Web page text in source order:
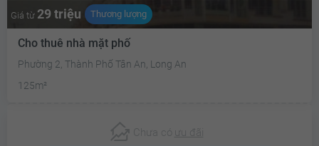
Giá từ 29 triệu Thương lượng
Cho thuê nhà mặt phố
Phường 2, Thành Phố Tân An, Long An
125m²
Chưa có ưu đãi